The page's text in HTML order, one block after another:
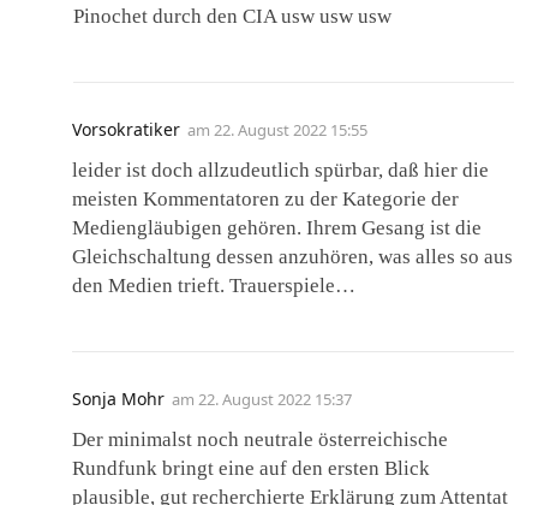
Pinochet durch den CIA usw usw usw
Vorsokratiker am 22. August 2022 15:55
leider ist doch allzudeutlich spürbar, daß hier die
meisten Kommentatoren zu der Kategorie der
Mediengläubigen gehören. Ihrem Gesang ist die
Gleichschaltung dessen anzuhören, was alles so aus
den Medien trieft. Trauerspiele…
Sonja Mohr am 22. August 2022 15:37
Der minimalst noch neutrale österreichische
Rundfunk bringt eine auf den ersten Blick
plausible, gut recherchierte Erklärung zum Attentat